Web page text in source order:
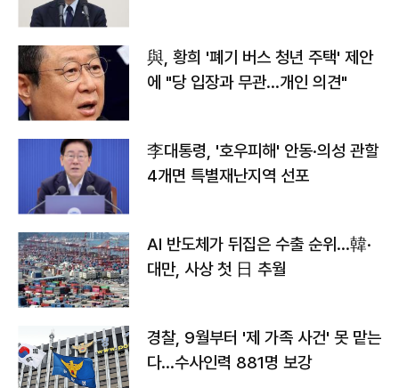
與, 황희 '폐기 버스 청년 주택' 제안
에 "당 입장과 무관…개인 의견"
李대통령, '호우피해' 안동·의성 관할
4개면 특별재난지역 선포
AI 반도체가 뒤집은 수출 순위…韓·
대만, 사상 첫 日 추월
경찰, 9월부터 '제 가족 사건' 못 맡는
다…수사인력 881명 보강